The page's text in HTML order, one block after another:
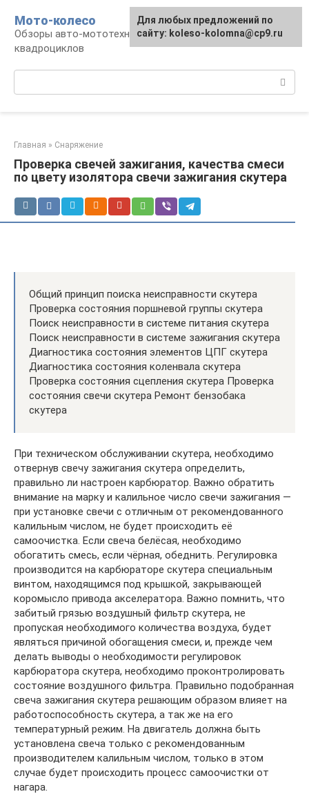
контенту
Мото-колесо
Обзоры авто-мототехники, снегоходов,
квадроциклов
Главная » Снаряжение
Проверка свечей зажигания, качества смеси
по цвету изолятора свечи зажигания скутера
Общий принцип поиска неисправности скутера
Проверка состояния поршневой группы скутера
Поиск неисправности в системе питания скутера
Поиск неисправности в системе зажигания скутера
Диагностика состояния элементов ЦПГ скутера
Диагностика состояния коленвала скутера
Проверка состояния сцепления скутера Проверка
состояния свечи скутера Ремонт бензобака
скутера
При техническом обслуживании скутера, необходимо
отвернув свечу зажигания скутера определить,
правильно ли настроен карбюратор. Важно обратить
внимание на марку и калильное число свечи зажигания —
при установке свечи с отличным от рекомендованного
калильным числом, не будет происходить её
самоочистка. Если свеча белёсая, необходимо
обогатить смесь, если чёрная, обеднить. Регулировка
производится на карбюраторе скутера специальным
винтом, находящимся под крышкой, закрывающей
коромысло привода акселератора. Важно помнить, что
забитый грязью воздушный фильтр скутера, не
пропуская необходимого количества воздуха, будет
являться причиной обогащения смеси, и, прежде чем
делать выводы о необходимости регулировок
карбюратора скутера, необходимо проконтролировать
состояние воздушного фильтра. Правильно подобранная
свеча зажигания скутера решающим образом влияет на
работоспособность скутера, а так же на его
температурный режим. На двигатель должна быть
установлена свеча только с рекомендованным
производителем калильным числом, только в этом
случае будет происходить процесс самоочистки от
нагара.
Для любых предложений по
сайту: koleso-kolomna@cp9.ru